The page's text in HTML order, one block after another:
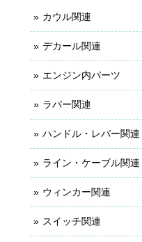
カウル関連
デカール関連
エンジン内パーツ
ラバー関連
ハンドル・レバー関連
ライン・ケーブル関連
ウィンカー関連
スイッチ関連